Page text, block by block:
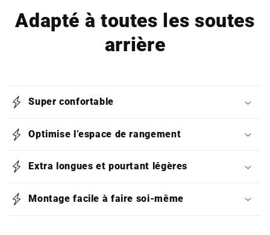
Adapté à toutes les soutes
arrière
Super confortable
Optimise l’espace de rangement
Extra longues et pourtant légères
Montage facile à faire soi‑même